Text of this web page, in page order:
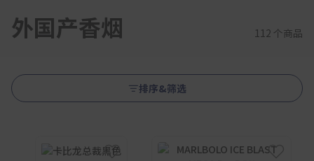
外国产香烟 112 个商品
排序&筛选